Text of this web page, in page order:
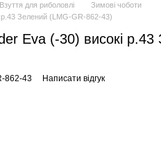
Взуття для риболовлі
Зимові чоботи
Зелений (LMG-GR-862-43)
Eva (-30) високі
862-43 Написати відгук